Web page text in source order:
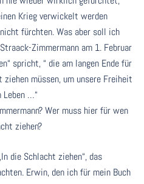
Krieg verwickelt werden
fürchten. Was aber soll ich
Zimmermann am 1. Februar
spricht, “ die am langen Ende für
müssen, um unsere Freiheit
…“
Wer muss hier für wen
ziehen?
die Schlacht ziehen“, das
Erwin, den ich für mein Buch